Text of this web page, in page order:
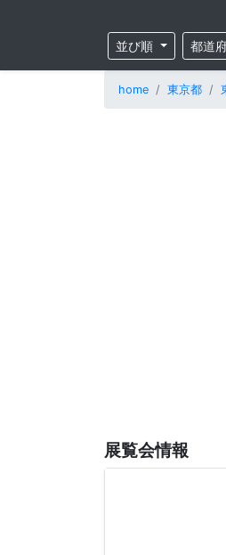
並び順 都道
home 東京都
展覧会情報